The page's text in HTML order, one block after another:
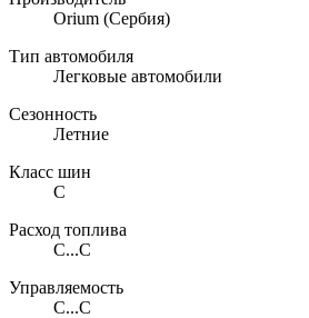
Orium (Сербия)
Тип автомобиля
Легковые автомобили
Сезонность
Летние
Класс шин
C
Расход топлива
C...C
Управляемость
C...C